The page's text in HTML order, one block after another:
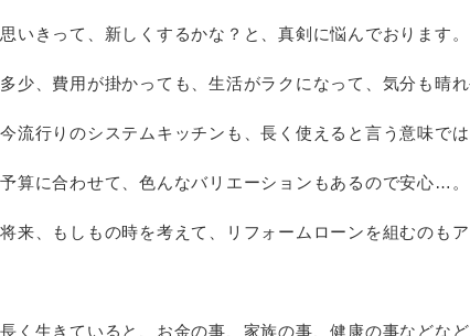
思いきって、新しくするかな？と、真剣に悩んでおります。
多少、費用が掛かっても、生活がラクになって、気分も晴
今流行りのシステムキッチンも、長く使えると言う意味で
予算に合わせて、色んなバリエーションもあるので安心…。
将来、もしもの時を考えて、リフォームローンを組むのも
長く生きていると、お金の事、家族の事、健康の事などなど